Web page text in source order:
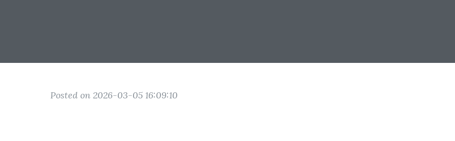
Posted on 2026-03-05 16:09:10